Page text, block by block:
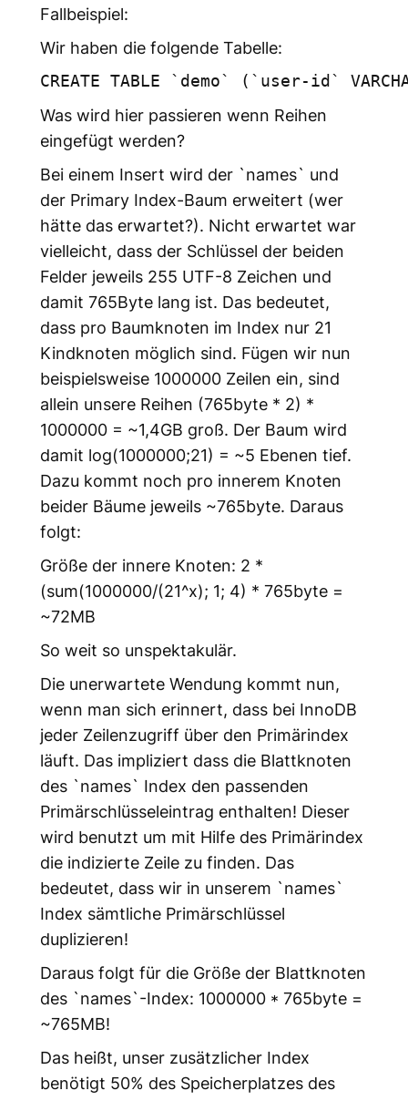
Fallbeispiel:
Wir haben die folgende Tabelle:
CREATE TABLE `demo` (`user-id`
Was wird hier passieren wenn Reihen
eingefügt werden?
Bei einem Insert wird der `names` und
der Primary Index-Baum erweitert (wer
hätte das erwartet?). Nicht erwartet war
vielleicht, dass der Schlüssel der beiden
Felder jeweils 255 UTF-8 Zeichen und
damit 765Byte lang ist. Das bedeutet,
dass pro Baumknoten im Index nur 21
Kindknoten möglich sind. Fügen wir nun
beispielsweise 1000000 Zeilen ein, sind
allein unsere Reihen (765byte * 2) *
1000000 = ~1,4GB groß. Der Baum wird
damit log(1000000;21) = ~5 Ebenen tief.
Dazu kommt noch pro innerem Knoten
beider Bäume jeweils ~765byte. Daraus
folgt:
Größe der innere Knoten: 2 *
(sum(1000000/(21^x); 1; 4) * 765byte =
~72MB
So weit so unspektakulär.
Die unerwartete Wendung kommt nun,
wenn man sich erinnert, dass bei InnoDB
jeder Zeilenzugriff über den Primärindex
läuft. Das impliziert dass die Blattknoten
des `names` Index den passenden
Primärschlüsseleintrag enthalten! Dieser
wird benutzt um mit Hilfe des Primärindex
die indizierte Zeile zu finden. Das
bedeutet, dass wir in unserem `names`
Index sämtliche Primärschlüssel
duplizieren!
Daraus folgt für die Größe der Blattknoten
des `names`-Index: 1000000 * 765byte =
~765MB!
Das heißt, unser zusätzlicher Index
benötigt 50% des Speicherplatzes des